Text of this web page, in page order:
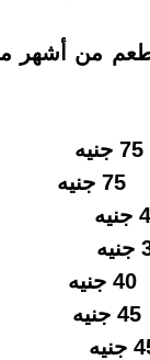
كيلو 1500